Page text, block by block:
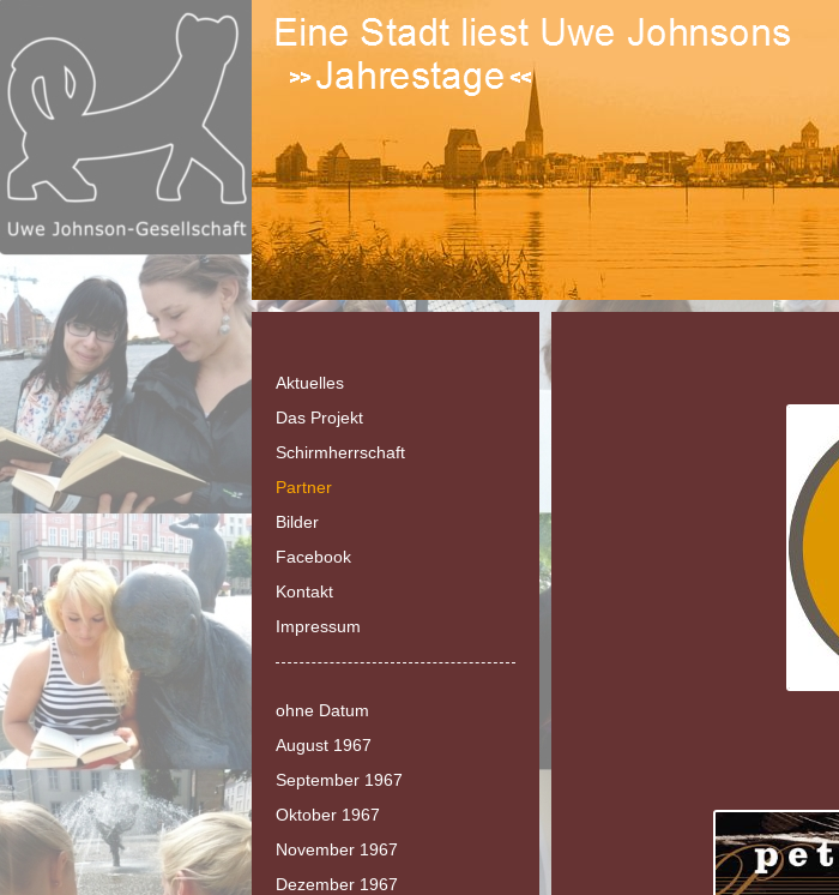
Aktuelles
Das Projekt
Schirmherrschaft
Partner
Bilder
Facebook
Kontakt
Impressum
ohne Datum
August 1967
September 1967
Oktober 1967
November 1967
Dezember 1967